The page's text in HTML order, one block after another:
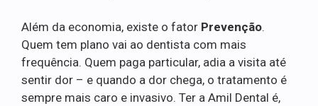
Além da economia, existe o fator Prevenção.
Quem tem plano vai ao dentista com mais
frequência. Quem paga particular, adia a visita até
sentir dor – e quando a dor chega, o tratamento é
sempre mais caro e invasivo. Ter a Amil Dental é,